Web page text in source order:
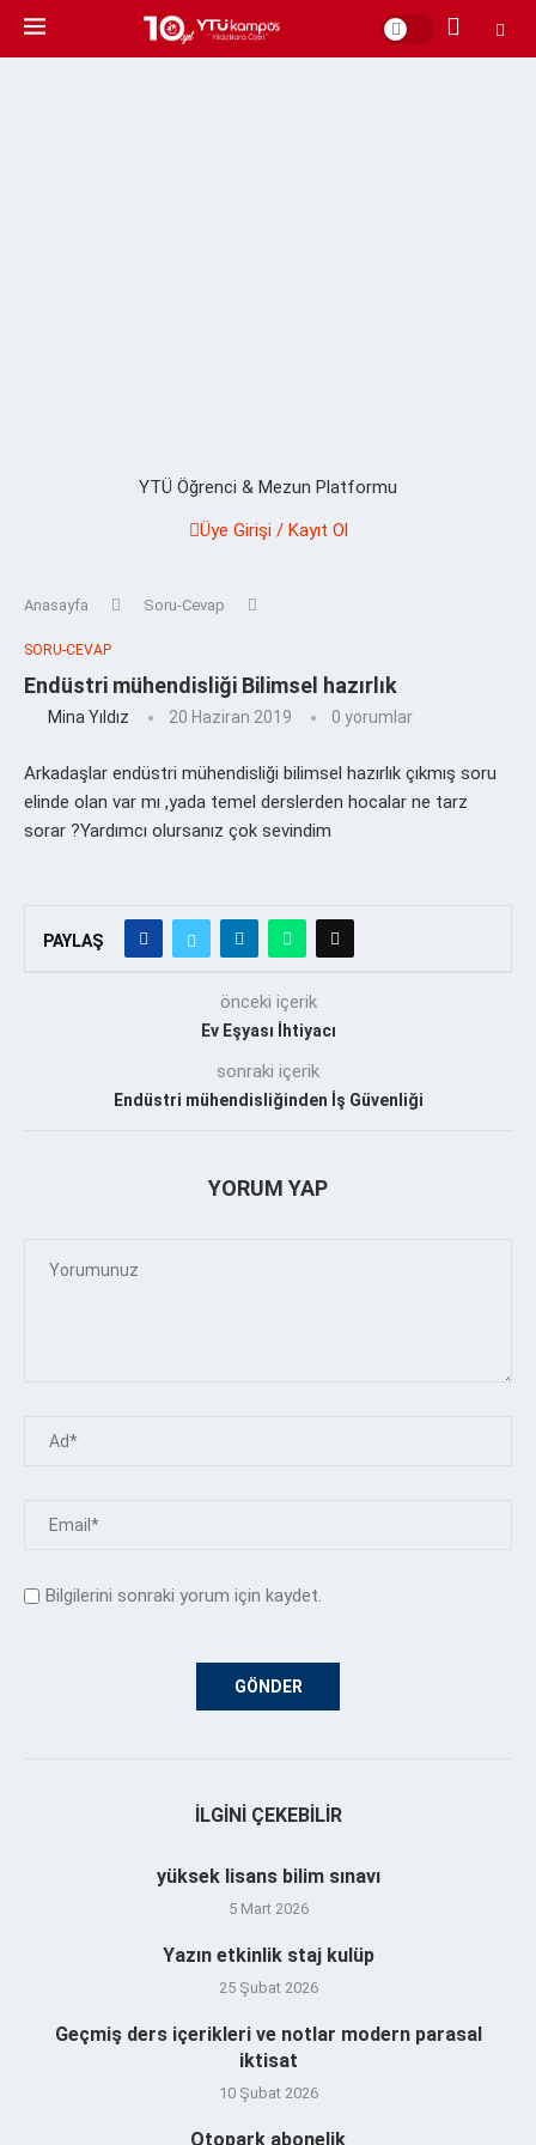
YTÜ Öğrenci & Mezun Platformu
Üye Girişi / Kayıt Ol
Anasayfa Soru-Cevap
SORU-CEVAP
Endüstri mühendisliği Bilimsel hazırlık
Mina Yıldız 20 Haziran 2019 0 yorumlar
Arkadaşlar endüstri mühendisliği bilimsel hazırlık çıkmış soru
elinde olan var mı ,yada temel derslerden hocalar ne tarz
sorar ?Yardımcı olursanız çok sevindim
PAYLAŞ
önceki içerik
Ev Eşyası İhtiyacı
sonraki içerik
Endüstri mühendisliğinden İş Güvenliği
YORUM YAP
Bilgilerini sonraki yorum için kaydet.
İLGINI ÇEKEBILIR
yüksek lisans bilim sınavı
5 Mart 2026
Yazın etkinlik staj kulüp
25 Şubat 2026
Geçmiş ders içerikleri ve notlar modern parasal
iktisat
10 Şubat 2026
Otopark abonelik